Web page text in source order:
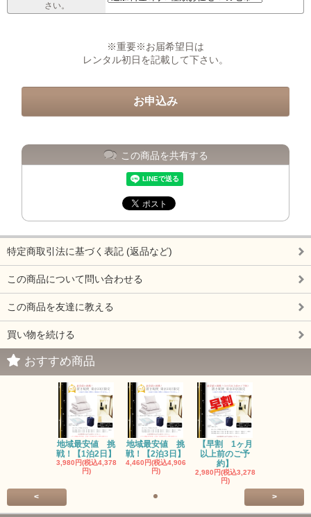
さい。
※重要※お届希望日は
レンタル初日を記載して下さい。
この商品を共有する
特定商取引法に基づく表記 (返品など)
この商品について問い合わせる
この商品を友達に教える
買い物を続ける
おすすめ商品
地域最安値 挑
戦！【1泊2日】
3,980円(税込4,378
円)
地域最安値 挑
戦！【2泊3日】
4,460円(税込4,906
円)
【早割 1ヶ月
以上前のご予
約】
2,980円(税込3,278
円)
< >